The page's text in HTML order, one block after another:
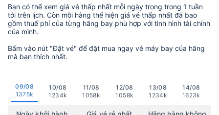
Bạn có thể xem giá vé thấp nhất mỗi ngày trong trong 1 tuần
tới trên lịch. Còn mỗi hàng thể hiện giá vé thấp nhất đã bao
gồm thuế phí của từng hãng bay phù hợp với tình hình tài chính
của mình.
Bấm vào nút "Đặt vé" để đặt mua ngay vé máy bay của hãng
mà bạn thích nhất.
09/08
1375k
10/08
1234k
11/08
1058k
12/08
1058k
13/08
1234k
14/08
1623k